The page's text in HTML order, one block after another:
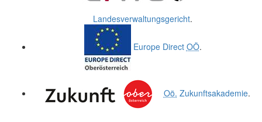
Landesverwaltungsgericht.
Europe Direct OÖ.
Oö. Zukunftsakademie.